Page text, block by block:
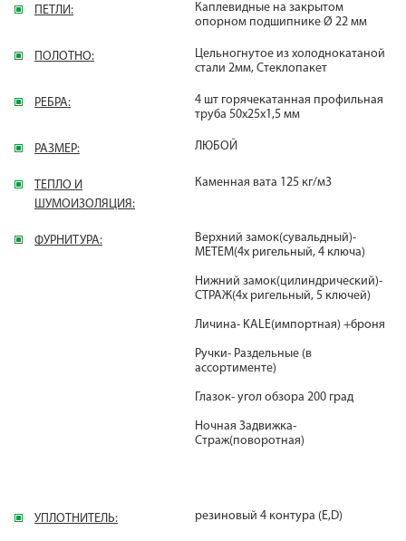
ПЕТЛИ:
Каплевидные на закрытом
опорном подшипнике Ø 22 мм
ПОЛОТНО:
Цельногнутое из холоднокатаной
стали 2мм, Стеклопакет
РЕБРА:
4 шт горячекатанная профильная
труба 50х25х1,5 мм
РАЗМЕР: ЛЮБОЙ
ТЕПЛО И
ШУМОИЗОЛЯЦИЯ:
Каменная вата 125 кг/м3
ФУРНИТУРА:
Верхний замок(сувальдный)-
МЕТЕМ(4х ригельный, 4 ключа)
Нижний замок(цилиндрический)-
СТРАЖ(4х ригельный, 5 ключей)
Личина- KALE(импортная) +броня
Ручки- Раздельные (в
ассортименте)
Глазок- угол обзора 200 град
Ночная Задвижка-
Страж(поворотная)
УПЛОТНИТЕЛЬ: резиновый 4 контура (E,D)